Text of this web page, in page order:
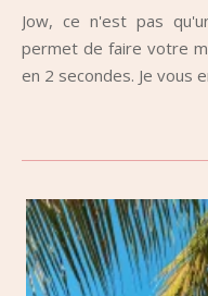
Jow, ce n'est pas qu'une appli de recettes ! Elle vous
permet de faire votre
en 2 secondes. Je vous